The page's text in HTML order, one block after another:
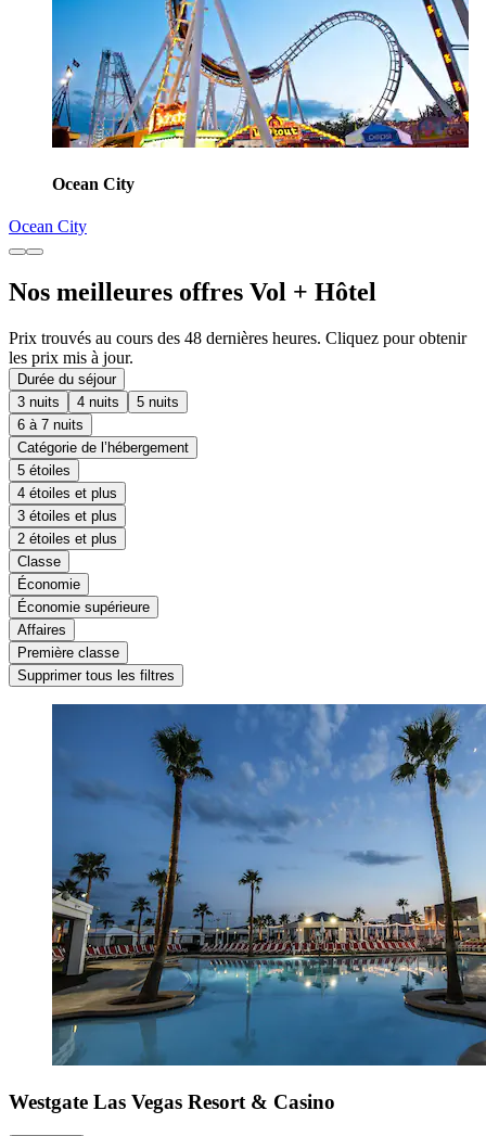
Ocean City
Ocean City
Nos meilleures offres Vol + Hôtel
Prix trouvés au cours des 48 dernières heures. Cliquez pour obtenir
les prix mis à jour.
Durée du séjour
3 nuits
4 nuits
5 nuits
6 à 7 nuits
Catégorie de l’hébergement
5 étoiles
4 étoiles et plus
3 étoiles et plus
2 étoiles et plus
Classe
Économie
Économie supérieure
Affaires
Première classe
Supprimer tous les filtres
Westgate Las Vegas Resort & Casino